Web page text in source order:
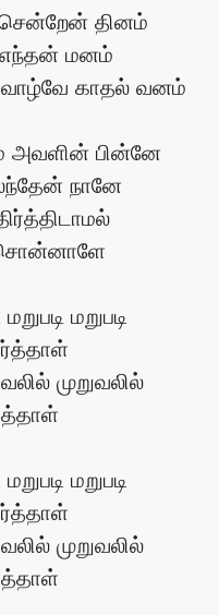
தினம்
மனம்
காதல் வனம்
அவளின் பின்னே
நானே
மறுபடி
முறுவலில்
மறுபடி
முறுவலில்